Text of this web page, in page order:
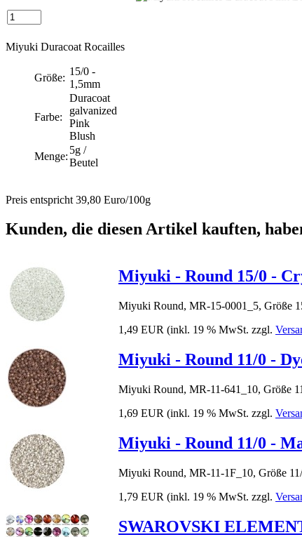
Miyuki Duracoat Rocailles
Größe:
15/0 -
1,5mm
Farbe:
Duracoat
galvanized
Pink
Blush
Menge:
5g /
Beutel
Preis entspricht 39,80 Euro/100g
Kunden, die diesen Artikel kauften,
Miyuki - Round 15/0 -
Miyuki Round, MR-15-0001_5, Größe
1,49 EUR (inkl. 19 % MwSt. zzgl.
Miyuki - Round 11/0 -
Miyuki Round, MR-11-641_10, Größe
1,69 EUR (inkl. 19 % MwSt. zzgl.
Miyuki - Round 11/0 -
Miyuki Round, MR-11-1F_10, Größe
1,79 EUR (inkl. 19 % MwSt. zzgl.
SWAROVSKI